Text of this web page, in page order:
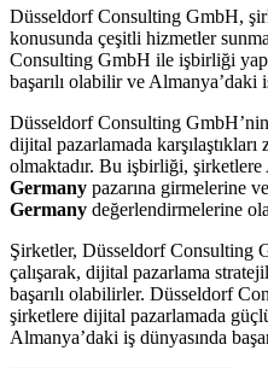
Düsseldorf Consulting GmbH,
konusunda çeşitli hizmetler
Consulting GmbH ile işbirliği
başarılı olabilir ve Almanya’daki
Düsseldorf Consulting
dijital pazarlamada karşılaştıkları
olmaktadır. Bu işbirliği, şirketlere
Germany pazarına girmelerine ve
Germany değerlendirmelerine
Şirketler, Düsseldorf Consulting
çalışarak, dijital pazarlama
başarılı olabilirler. Düsseldorf
şirketlere dijital pazarlamada
Almanya’daki iş dünyasında